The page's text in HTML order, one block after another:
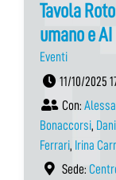
Tavola
umano e AI
Eventi
11/10/2025
Con:
Bonaccorsi,
Ferrari, Irina
Sede: